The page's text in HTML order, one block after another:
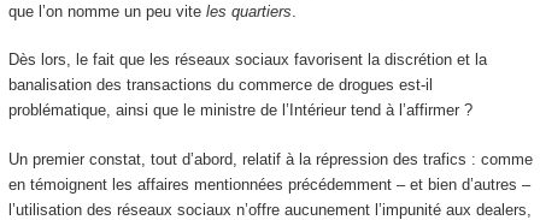
que l’on nomme un peu vite les quartiers
Dès lors, le fait que les réseaux sociaux favorisent la discrétion et la
banalisation des transactions du commerce de drogues est-il
problématique, ainsi que le ministre de l’Intérieur tend à l’affirmer ?
Un premier constat, tout d’abord, relatif à la répression des trafics : comme
en témoignent les affaires mentionnées précédemment – et bien d’autres –
l’utilisation des réseaux sociaux n’offre aucunement l’impunité aux dealers,